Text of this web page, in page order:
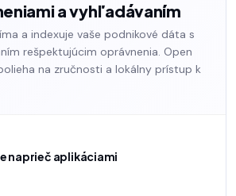
a vyhľadávaním
a indexuje vaše podnikové dáta s
rešpektujúcim oprávnenia. Open
na zručnosti a lokálny prístup k
naprieč aplikáciami